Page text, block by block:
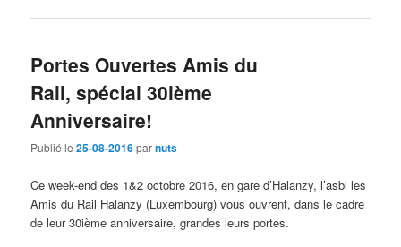
Portes Ouvertes Amis du
Rail, spécial 30ième
Anniversaire!
Publié le25-08-2016parnuts
Ce week-end des 1&2 octobre 2016, en gare d’Halanzy, l’asbl les
Amis du Rail Halanzy (Luxembourg) vous ouvrent, dans le cadre
de leur 30ième anniversaire, grandes leurs portes.